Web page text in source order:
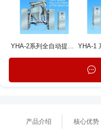
产品介绍 核心优势